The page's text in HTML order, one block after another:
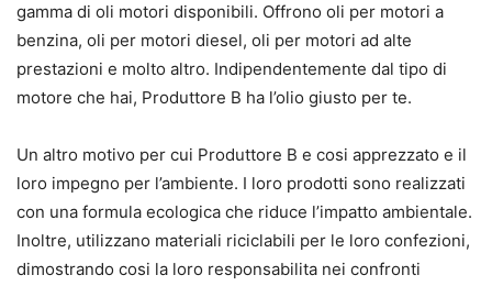
gamma di oli motori disponibili. Offrono oli per motori a
benzina, oli per motori diesel, oli per motori ad alte
prestazioni e molto altro. Indipendentemente dal tipo di
motore che hai, Produttore B ha l’olio giusto per te.
Un altro motivo per cui Produttore B e cosi apprezzato e il
loro impegno per l’ambiente. I loro prodotti sono realizzati
con una formula ecologica che riduce l’impatto ambientale.
Inoltre, utilizzano materiali riciclabili per le loro confezioni,
dimostrando cosi la loro responsabilita nei confronti